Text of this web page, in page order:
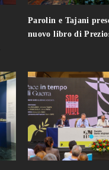
Parolin e Tajani
nuovo libro di